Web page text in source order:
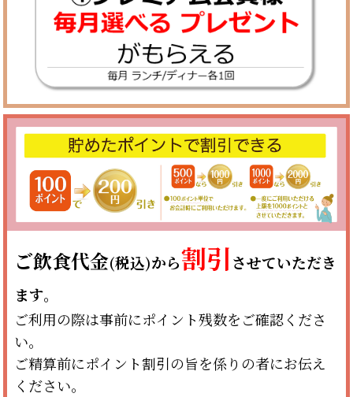
ご飲食代金(税込)から割引させていただき
ます。
ご利用の際は事前にポイント残数をご確認くださ
い。
ご精算前にポイント割引の旨を係りの者にお伝え
ください。